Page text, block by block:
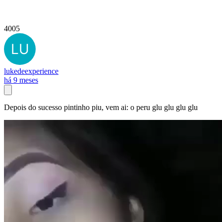
4005
lukedeexperience
há 9 meses
Depois do sucesso pintinho piu, vem ai: o peru glu glu glu glu